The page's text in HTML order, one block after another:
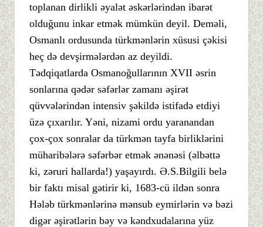
toplanan dirlikli əyalət əskərlərindən ibarət
olduğunu inkar etmək mümkün deyil. Deməli,
Osmanlı ordusunda türkmənlərin xüsusi çəkisi
heç də devşirmələrdən az deyildi.
Tədqiqatlarda Osmanoğullarının XVII əsrin
sonlarına qədər səfərlər zamanı əşirət
qüvvələrindən intensiv şəkildə istifadə etdiyi
üzə çıxarılır. Yəni, nizami ordu yaranandan
çox-çox sonralar da türkmən tayfa birliklərini
müharibələrə səfərbər etmək ənənəsi (əlbəttə
ki, zəruri hallarda!) yaşayırdı. Ə.S.Bilgili belə
bir faktı misal gətirir ki, 1683-cü ildən sonra
Hələb türkmənlərinə mənsub eymirlərin və bəzi
digər əşirətlərin bəy və kəndxudalarına yüz